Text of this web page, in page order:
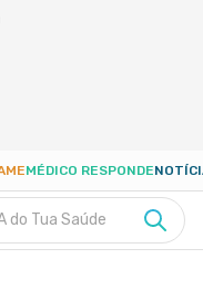
MÉDICO RESPONDE
do Tua Saúde